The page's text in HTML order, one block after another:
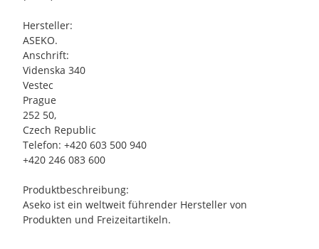
Hersteller:
ASEKO.
Anschrift:
Videnska 340
Vestec
Prague
252 50,
Czech Republic
Telefon: +420 603 500 940
+420 246 083 600
Produktbeschreibung:
Aseko ist ein weltweit führender Hersteller von
Produkten und Freizeitartikeln.